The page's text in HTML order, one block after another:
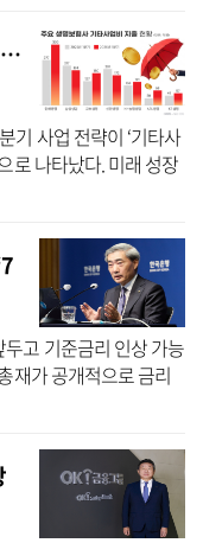
…
기 사업 전략이 ‘기타사
로 나타났다. 미래 성장
한 생보사가 있는 반
고 기준금리 인상 가능
재가 공개적으로 금리
구기관도 잇달아 기준